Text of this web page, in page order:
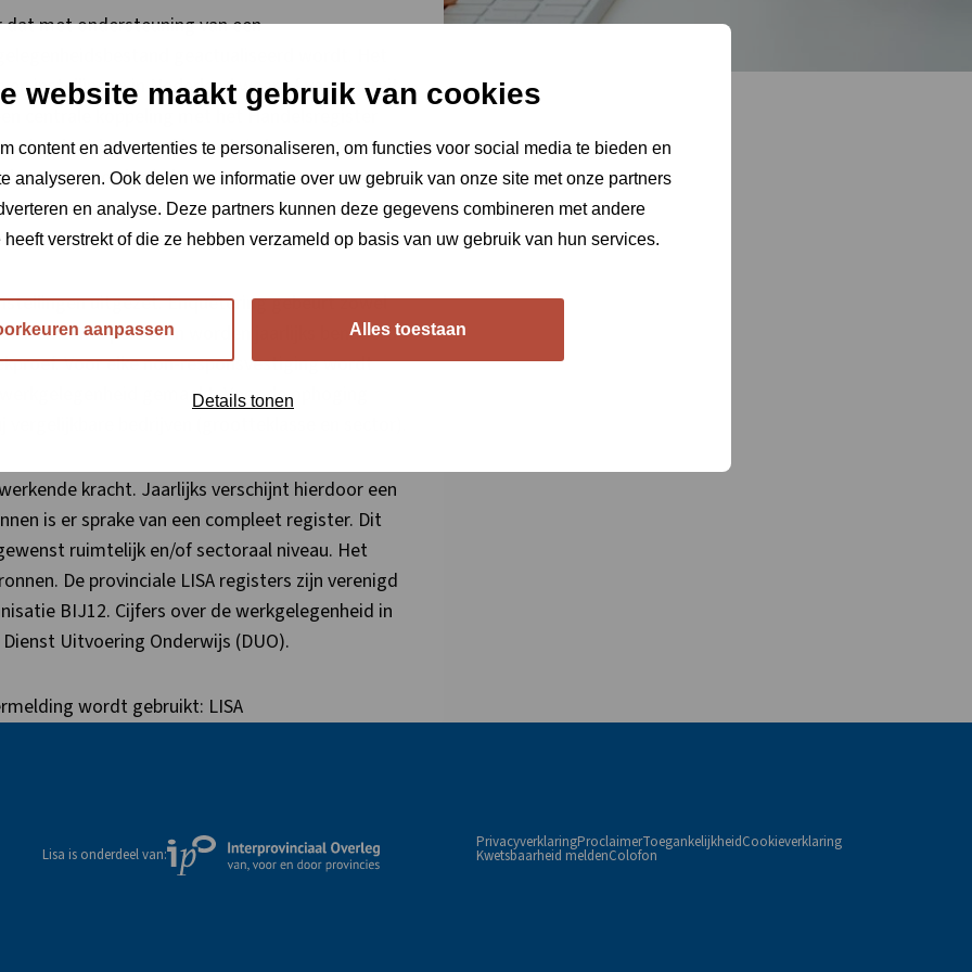
website maakt gebruik van cookies
content en advertenties te personaliseren, om functies voor social media te bieden en
analyseren. Ook delen we informatie over uw gebruik van onze site met onze partners
en analyse. Deze partners kunnen deze gegevens combineren met andere
verstrekt of die ze hebben verzameld op basis van uw gebruik van hun services.
aanpassen Alles toestaan
Details tonen
met ondersteuning van een
geactualiseerd wordt. Het
instellingen in Nederland waar of van waaruit
centrale koppeling met het Handelsregister
uitgebreid protocol bepaalt in hoeverre
moeten worden in het LISA register. Het
met een veelvoud aan inschrijvingen, terwijl
met werkgelegenheid.
uitgezet. Enquêtering gebeurt zowel
werkzame personen worden jaarlijks benaderd
Voor elke non-responsvestiging wordt
gemaakt. Voor de ophoging
bedrijven (grootteklasse en sector).
kracht. Jaarlijks verschijnt hierdoor een
is er sprake van een compleet register. Dit
ruimtelijk en/of sectoraal niveau. Het
De provinciale LISA registers zijn verenigd
BIJ12. Cijfers over de werkgelegenheid in
Uitvoering Onderwijs (DUO).
wordt gebruikt: LISA
Lisa is onderdeel van:
Externe
link
PrivacyverklaringProclaimerToegankelijkheidCookieverklaring
Kwetsbaarheid meldenColofon